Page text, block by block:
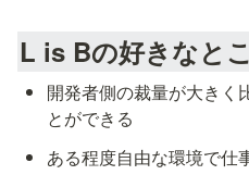
L is Bの好きなと
開発者側の裁量が大きく
とができる
ある程度自由な環境で仕